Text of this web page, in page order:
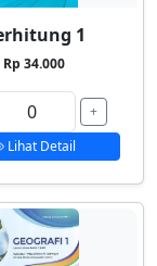
1
Rp 34.000
+
Lihat Detail